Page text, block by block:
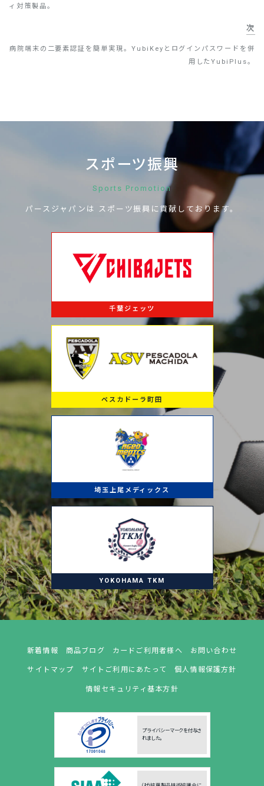
ィ対策製品。
次
病院端末の二要素認証を簡単実現。YubiKeyとログインパスワードを併
用したYubiPlus。
スポーツ振興
Sports Promotion
パースジャパンは スポーツ振興に貢献しております。
千葉ジェッツ
ペスカドーラ町田
埼玉上尾メディックス
YOKOHAMA TKM
新着情報 商品ブログ カードご利用者様へ
お問い合わせ
サイトマップ
サイトご利用にあたって
個人情報保護方針
情報セキュリティ基本方針
プライバシーマークを付与さ
れました。